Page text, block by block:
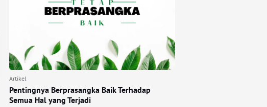
Artikel
Pentingnya Berprasangka Baik Terhadap
Semua Hal yang Terjadi